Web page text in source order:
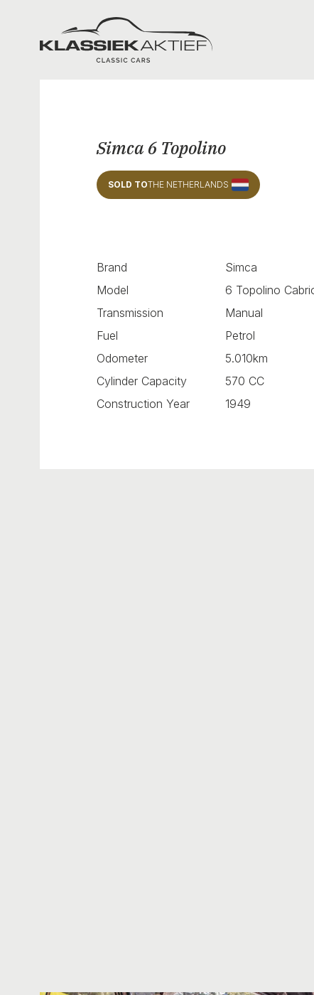
Klassiek Aktief
Simca 6 Topolino
SOLD TOTHE NETHERLANDS
Brand
Simca
Model
6 Topolino
Transmission
Manual
Fuel
Petrol
Odometer
5.010km
Cylinder Capacity
570 CC
Construction Year
1949